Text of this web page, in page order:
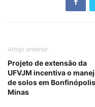
Artigo anterior
Projeto de extensão da
UFVJM incentiva o
de solos em
Minas